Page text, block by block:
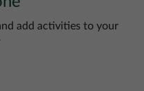
add activities to your